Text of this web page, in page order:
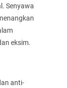
Senyawa
eksim.
anti-